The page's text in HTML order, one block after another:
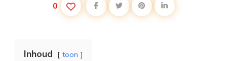
0
Inhoud toon